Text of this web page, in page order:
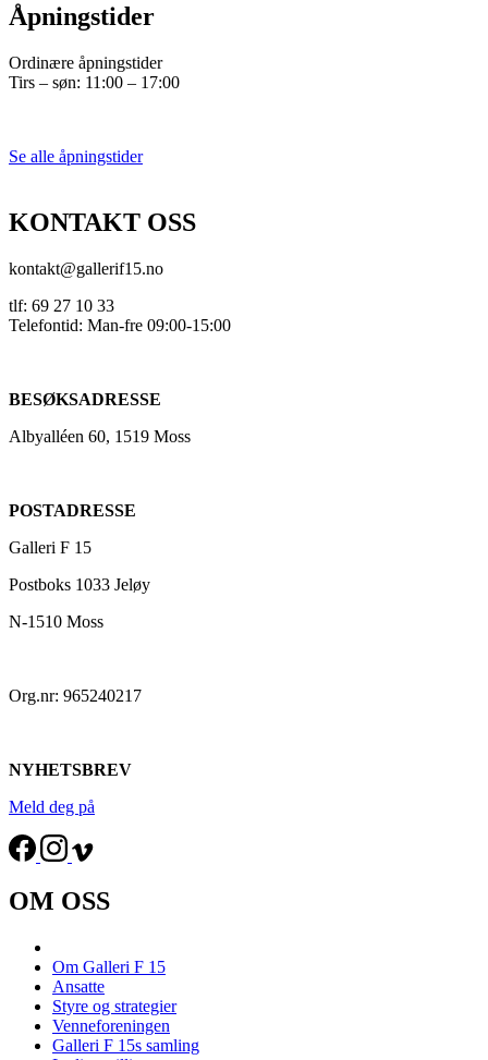
Åpningstider
Ordinære åpningstider
Tirs – søn: 11:00 – 17:00
Se alle åpningstider
KONTAKT OSS
kontakt@gallerif15.no
tlf: 69 27 10 33
Telefontid: Man-fre 09:00-15:00
BESØKSADRESSE
Albyalléen 60, 1519 Moss
POSTADRESSE
Galleri F 15
Postboks 1033 Jeløy
N-1510 Moss
Org.nr: 965240217
NYHETSBREV
Meld deg på
OM OSS
Om Galleri F 15
Ansatte
Styre og strategier
Venneforeningen
Galleri F 15s samling